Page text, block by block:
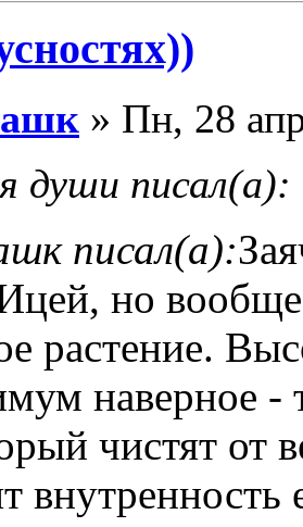
» Пн, 28
души писал(а):
писал(а):
но
растение.
наверное -
чистят от